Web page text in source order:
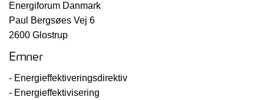
Energiforum Danmark
Paul Bergsøes Vej 6
2600 Glostrup
Emner
- Energieffektiveringsdirektiv
- Energieffektivisering